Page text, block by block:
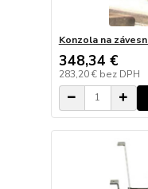
Konzola na
348,34 €
283,20 € bez DPH